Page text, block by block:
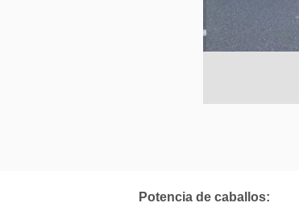
Potencia de caballos: